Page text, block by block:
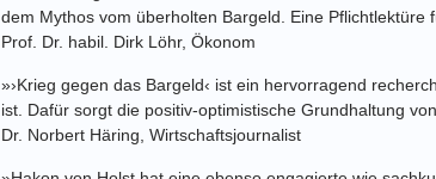
dem Mythos vom überholten Bargeld. Eine Pflichtlektüre
Prof. Dr. habil. Dirk Löhr, Ökonom
»›Krieg gegen das Bargeld‹ ist ein hervorragend
ist. Dafür sorgt die positiv-optimistische Grundhaltung
Dr. Norbert Häring, Wirtschaftsjournalist